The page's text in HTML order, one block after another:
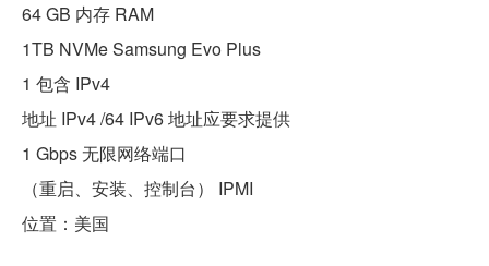
64 GB 内存 RAM
1TB NVMe Samsung Evo Plus
1 包含 IPv4
地址 IPv4 /64 IPv6 地址应要求提供
1 Gbps 无限网络端口
（重启、安装、控制台） IPMI
位置：美国